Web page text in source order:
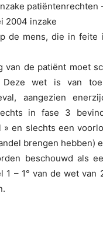
patiëntenrechten
2004 inzake
de mens, die in feite
van de patiënt moet
Deze wet is van
aangezien
in fase 3
» en slechts een
brengen hebben)
beschouwd als
1 – 1° van de wet van